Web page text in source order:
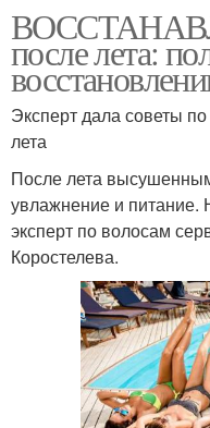
после лета:
Эксперт дала советы
лета
После лета
увлажнение и питание.
эксперт по волосам
Коростелева.